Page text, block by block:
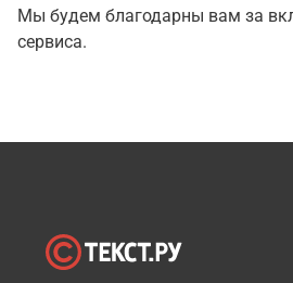
Мы будем благодарны вам за
сервиса.